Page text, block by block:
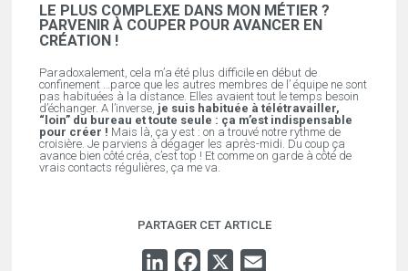
LE PLUS COMPLEXE DANS MON MÉTIER ?
PARVENIR À COUPER POUR AVANCER EN
CRÉATION !
Paradoxalement, cela m’a été plus difficile en début de
confinement …parce que les autres membres de l’ équipe ne sont
pas habituées à la distance. Elles avaient tout le temps besoin
d’échanger. A l’inverse, je suis habituée à télétravailler,
“loin” du bureau et toute seule : ça m’est indispensable
pour créer ! Mais là, ça y est : on a trouvé notre rythme de
croisière. Je parviens à dégager les après-midi. Du coup ça
avance bien côté créa, c’est top ! Et comme on garde à côté de
vrais contacts régulières, ça me va.
PARTAGER CET ARTICLE
LINKEDINFACEBOOK